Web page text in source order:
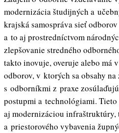
modernizácia študijných a
krajská samospráva sieť
a to aj prostredníctvom
zlepšovanie stredného
takto inovuje, overuje alebo má
odborov, v ktorých sa obsahy
s odborníkmi z praxe
postupmi a technológiami.
aj modernizáciou infraštruktúry,
a priestorového vybavenia